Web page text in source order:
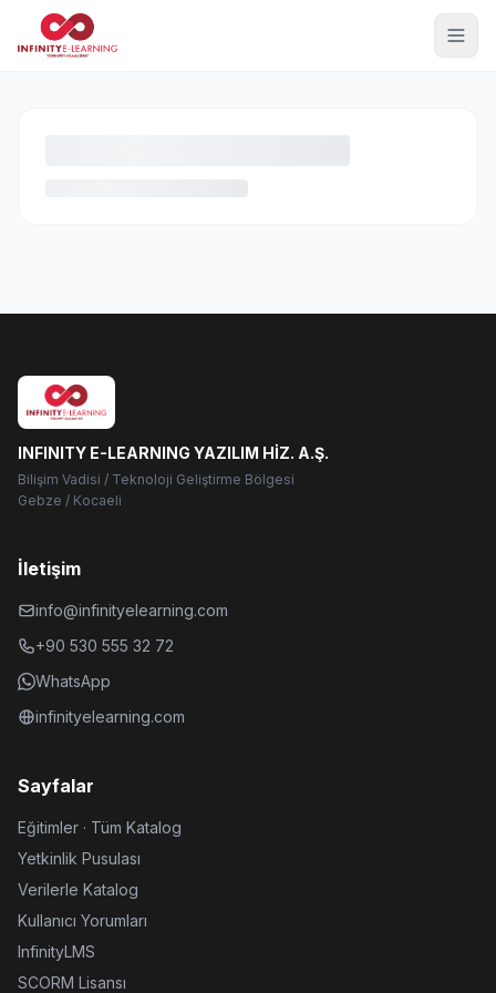
INFINITY E-LEARNING YAZILIM HİZ. A.Ş.
Bilişim Vadisi / Teknoloji Geliştirme Bölgesi
Gebze / Kocaeli
İletişim
info@infinityelearning.com
+90 530 555 32 72
WhatsApp
infinityelearning.com
Sayfalar
Eğitimler · Tüm Katalog
Yetkinlik Pusulası
Verilerle Katalog
Kullanıcı Yorumları
InfinityLMS
SCORM Lisansı